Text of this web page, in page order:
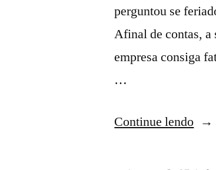
perguntou se
Afinal de contas, a
empresa consiga
…
Continue lendo